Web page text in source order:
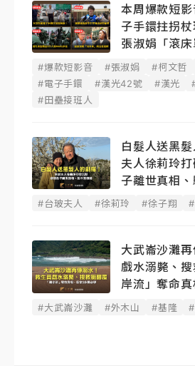
本周爆款短
子手鐶拄拐
張淑娟「滾床
蔡玉真開撕爆
#爆款短影音 #張淑娟 #柯文哲
#電子手鐶
#漢光42號 #漢光
#田壘接班人
白髮人送黑
夫人徐莉玲
子離世真相
#台玻夫人 #徐莉玲 #徐子翔
大武崙沙灘
戲水溺斃、
岸流」奪命
學
#大武崙沙灘 #外木山 #基隆